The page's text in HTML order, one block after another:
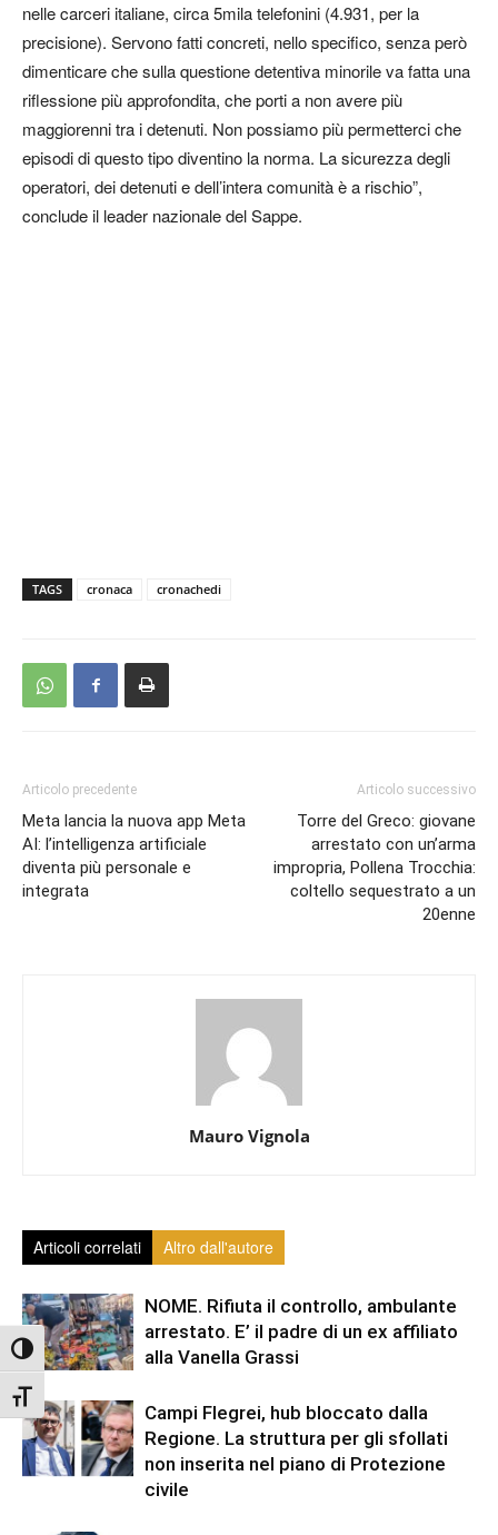
Attiva/disattiva alto contrasto
Attiva/disattiva dimensione testo
nelle carceri italiane, circa 5mila telefonini (4.931, per la
precisione). Servono fatti concreti, nello specifico, senza però
dimenticare che sulla questione detentiva minorile va fatta una
riflessione più approfondita, che porti a non avere più
maggiorenni tra i detenuti. Non possiamo più permetterci che
episodi di questo tipo diventino la norma. La sicurezza degli
operatori, dei detenuti e dell’intera comunità è a rischio”,
conclude il leader nazionale del Sappe.
TAGS cronaca cronachedi
Articolo precedente
Meta lancia la nuova app Meta
AI: l’intelligenza artificiale
diventa più personale e
integrata
Articolo successivo
Torre del Greco: giovane
arrestato con un’arma
impropria, Pollena Trocchia:
coltello sequestrato a un
20enne
Mauro Vignola
Articoli correlati Altro dall'autore
NOME. Rifiuta il controllo, ambulante
arrestato. E’ il padre di un ex affiliato
alla Vanella Grassi
Campi Flegrei, hub bloccato dalla
Regione. La struttura per gli sfollati
non inserita nel piano di Protezione
civile